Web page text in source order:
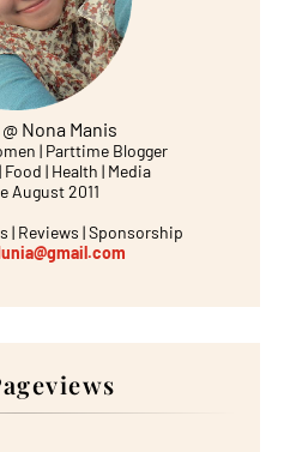
Nona Manis
| Parttime Blogger
| Health | Media
August 2011
| Reviews | Sponsorship